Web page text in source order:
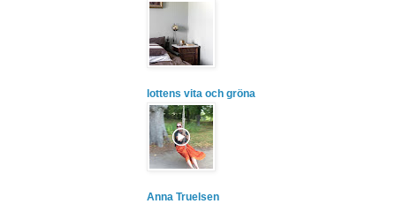
lottens vita och gröna
Anna Truelsen